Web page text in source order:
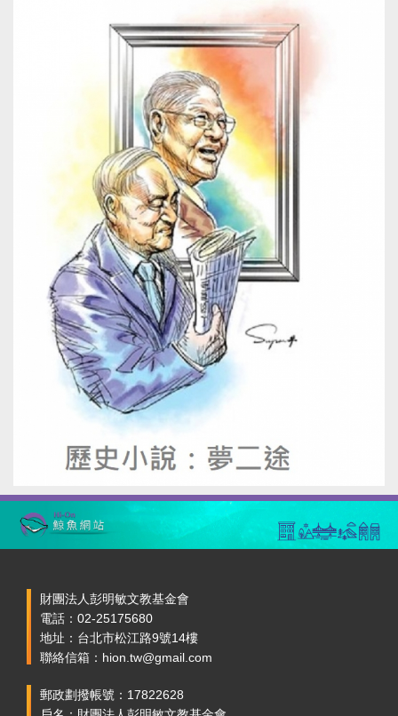
財團法人彭明敏文教基金會
電話：02-25175680
地址：台北市松江路9號14樓
聯絡信箱：hion.tw@gmail.com
郵政劃撥帳號：17822628